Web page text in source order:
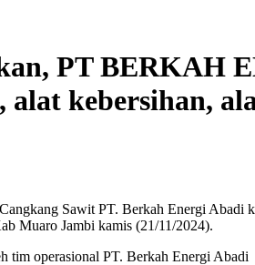
PT BERKAH
kebersihan,
Sawit PT. Berkah Energi
Muaro Jambi kamis (21/11/2024).
tim operasional PT. Berkah Energi Abadi